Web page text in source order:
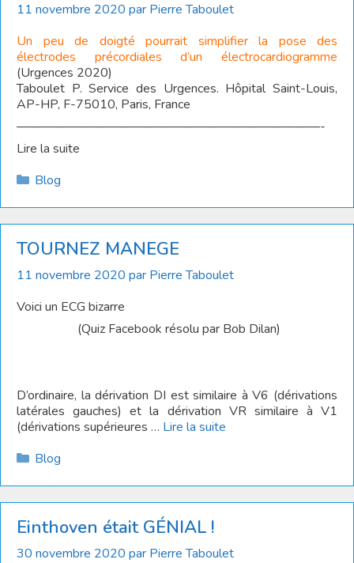
11 novembre 2020 par Pierre Taboulet
Un peu de doigté pourrait simplifier la pose des
électrodes précordiales d’un électrocardiogramme
(Urgences 2020)
Taboulet P. Service des Urgences. Hôpital Saint-Louis,
AP-HP, F-75010, Paris, France
————————————————————————-
Lire la suite
Catégories
Blog
TOURNEZ MANEGE
11 novembre 2020 par Pierre Taboulet
Voici un ECG bizarre
(Quiz Facebook résolu par Bob Dilan)
D’ordinaire, la dérivation DI est similaire à V6 (dérivations
latérales gauches) et la dérivation VR similaire à V1
(dérivations supérieures … Lire la suite
Catégories
Blog
Einthoven était GÉNIAL !
30 novembre 2020 par Pierre Taboulet